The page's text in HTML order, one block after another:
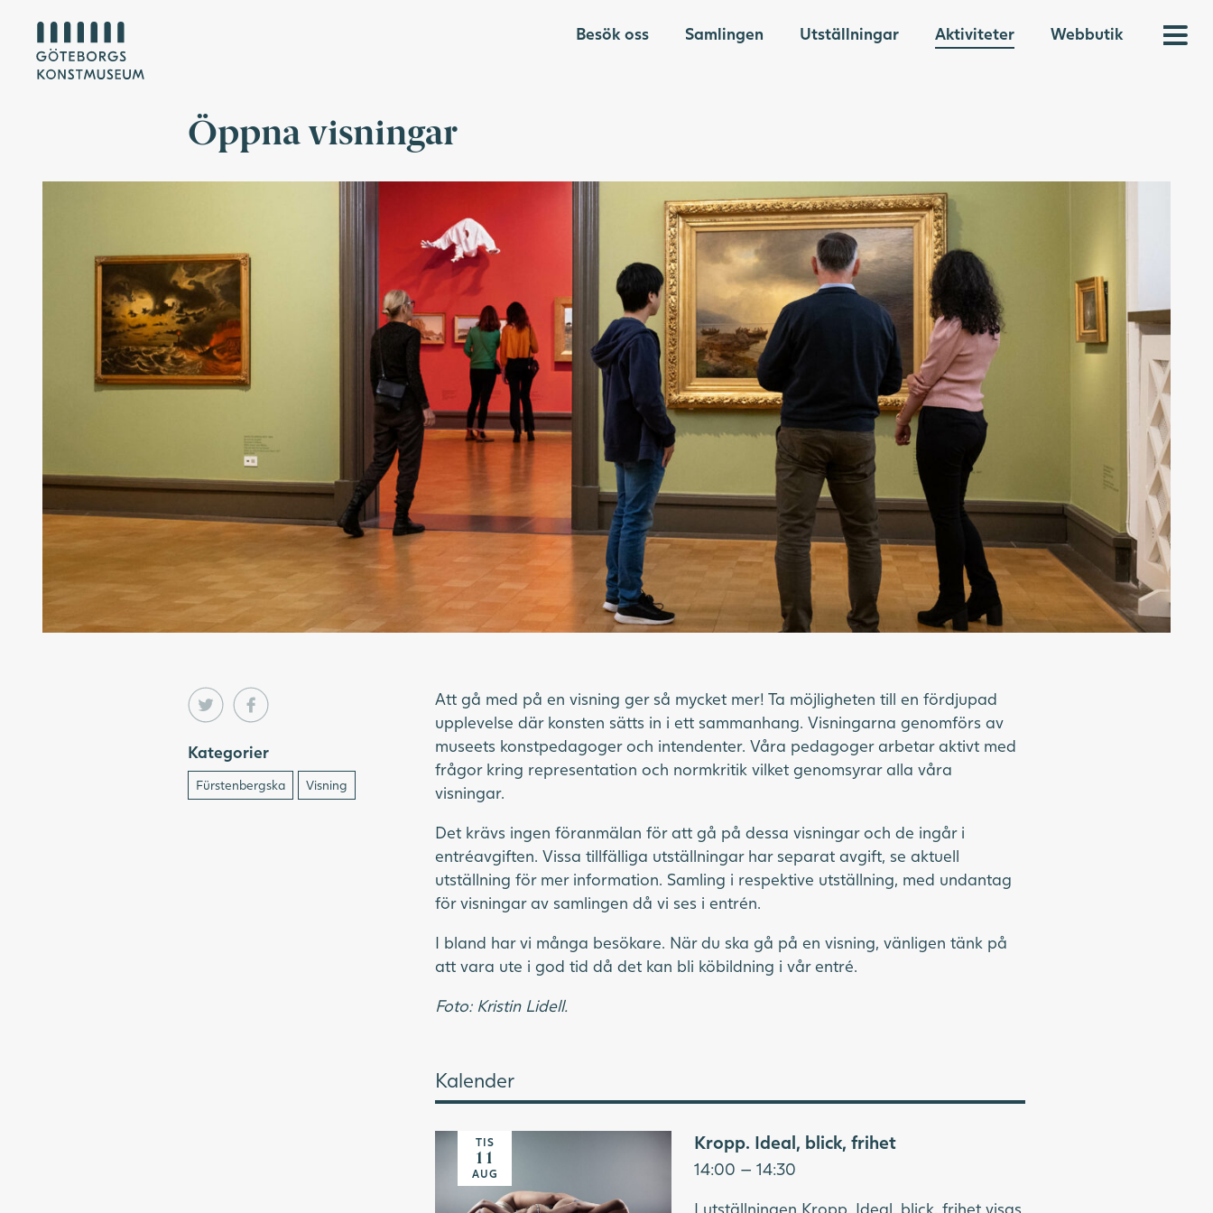
Besök oss Samlingen Utställningar Aktiviteter Webbutik
Öppna visningar
Kategorier
Fürstenbergska Visning
Att gå med på en visning ger så mycket mer! Ta möjligheten till en fördjupad
upplevelse där konsten sätts in i ett sammanhang. Visningarna genomförs av
museets konstpedagoger och intendenter. Våra pedagoger arbetar aktivt med
frågor kring representation och normkritik vilket genomsyrar alla våra
visningar.
Det krävs ingen föranmälan för att gå på dessa visningar och de ingår i
entréavgiften. Vissa tillfälliga utställningar har separat avgift, se aktuell
utställning för mer information. Samling i respektive utställning, med undantag
för visningar av samlingen då vi ses i entrén.
I bland har vi många besökare. När du ska gå på en visning, vänligen tänk på
att vara ute i god tid då det kan bli köbildning i vår entré.
Foto: Kristin Lidell.
Kalender
TIS
11
AUG
Kropp. Ideal, blick, frihet
14:00 — 14:30
I utställningen Kropp. Ideal, blick, frihet visas